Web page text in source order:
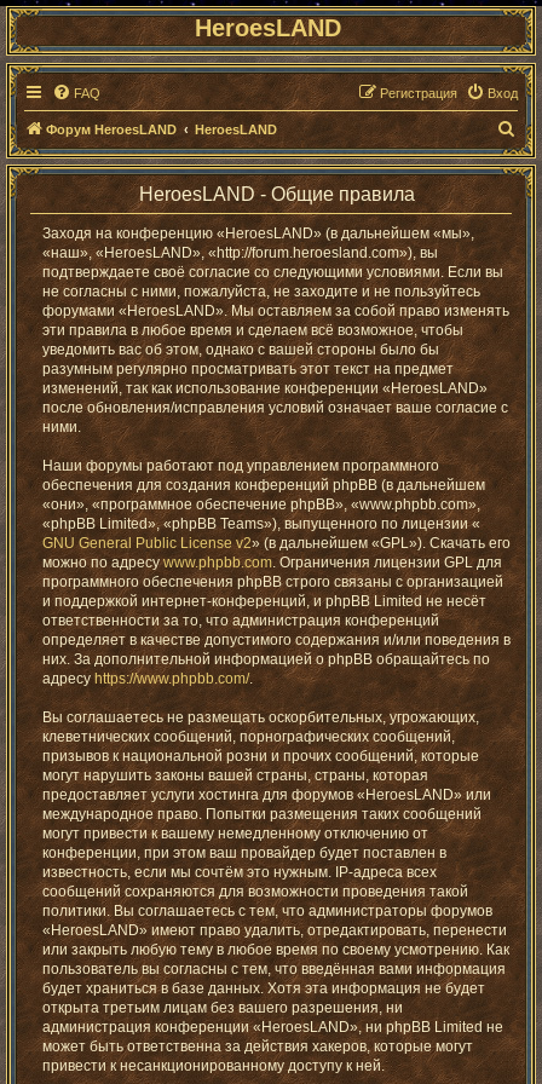
HeroesLAND
FAQ Вход
Регистрация
Форум HeroesLAND HeroesLAND
П
о
и
к
HeroesLAND - Общие правила
Заходя на конференцию «HeroesLAND» (в дальнейшем «мы»,
«наш», «HeroesLAND», «http://forum.heroesland.com»), вы
подтверждаете своё согласие со следующими условиями. Если вы
не согласны с ними, пожалуйста, не заходите и не пользуйтесь
форумами «HeroesLAND». Мы оставляем за собой право изменять
эти правила в любое время и сделаем всё возможное, чтобы
уведомить вас об этом, однако с вашей стороны было бы
разумным регулярно просматривать этот текст на предмет
изменений, так как использование конференции «HeroesLAND»
после обновления/исправления условий означает ваше согласие с
ними.
Наши форумы работают под управлением программного
обеспечения для создания конференций phpBB (в дальнейшем
«они», «программное обеспечение phpBB», «www.phpbb.com»,
«phpBB Limited», «phpBB Teams»), выпущенного по лицензии «
GNU General Public License v2» (в дальнейшем «GPL»). Скачать его
можно по адресуwww.phpbb.com. Ограничения лицензии GPL для
программного обеспечения phpBB строго связаны с организацией
и поддержкой интернет-конференций, и phpBB Limited не несёт
ответственности за то, что администрация конференций
определяет в качестве допустимого содержания и/или поведения в
них. За дополнительной информацией о phpBB обращайтесь по
адресу https://www.phpbb.com/.
Вы соглашаетесь не размещать оскорбительных, угрожающих,
клеветнических сообщений, порнографических сообщений,
призывов к национальной розни и прочих сообщений, которые
могут нарушить законы вашей страны, страны, которая
предоставляет услуги хостинга для форумов «HeroesLAND» или
международное право. Попытки размещения таких сообщений
могут привести к вашему немедленному отключению от
конференции, при этом ваш провайдер будет поставлен в
известность, если мы сочтём это нужным. IP-адреса всех
сообщений сохраняются для возможности проведения такой
политики. Вы соглашаетесь с тем, что администраторы форумов
«HeroesLAND» имеют право удалить, отредактировать, перенести
или закрыть любую тему в любое время по своему усмотрению. Как
пользователь вы согласны с тем, что введённая вами информация
будет храниться в базе данных. Хотя эта информация не будет
открыта третьим лицам без вашего разрешения, ни
администрация конференции «HeroesLAND», ни phpBB Limited не
может быть ответственна за действия хакеров, которые могут
привести к несанкционированному доступу к ней.